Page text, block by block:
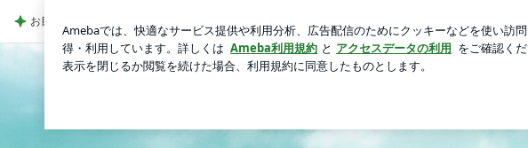
お目当ての桃パフェと桃スープ ログ